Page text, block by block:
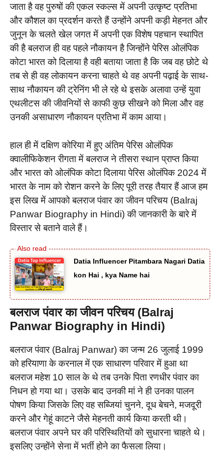
जाता है वह पुरुषों की एकल स्कल्स में अपनी उत्कृष्ट प्रतिभा
और कौशल का प्रदर्शन करते हैं उन्होंने अपनी कड़ी मेहनत और
जुनून के चलते खेल जगत में अपनी एक विशेष पहचान स्थापित
की है बलराज ही वह पहले नौकायन है जिन्होंने पेरिस ओलंपिक
कोटा भारत को दिलाया है वही बताया जाता है कि जब वह छोटे थे
तब से ही वह लोकायन करना चाहते थे वह अपनी पढ़ाई के साथ-
साथ नौकायन की ट्रेनिंग भी ले रहे थे इसके अलावा उन्हें युवा
एथलीटस की जीवनियों से काफी कुछ सीखने को मिला और वह
उनकी असाधारण नौकायन प्रतिभा में काम आया।
हाल ही में दक्षिण कोरिया में हुए अंतिम पेरिस ओलंपिक
क्वालीफिकेशन रीगता में बलराज ने तीसरा स्थान प्राप्त किया
और भारत को ओलंपिक कोटा दिलाया पेरिस ओलंपिक 2024 में
भारत के नाम को रोशन करने के लिए पूरी तरह तैयार हैं आज हम
इस लिख में आपको बलराज पंवार का जीवन परिचय (Balraj
Panwar Biography in Hindi) की जानकारी के बारे में
विस्तार से बताने वाले हैं।
Datia Influencer Pitambara Nagari Datia
kon Hai , kya Name hai
बलराज पंवार का जीवन परिचय (Balraj
Panwar Biography in Hindi)
बलराज पंवार (Balraj Panwar) का जन्म 26 जुलाई 1999
को हरियाणा के करनाल में एक साधारण परिवार में हुआ था
बलराज महेश 10 साल के थे तब उनके पिता रणधीर पंवार का
निधन हो गया था। उसके बाद उनकी मां ने ही उनका पालन
पोषण किया जिसके लिए वह सब्जियां चुनने, दूध बेचने, मजदूरी
करने और गेहूं काटने जैसे मेहनती कार्य किया करती थी।
बलराज पंवार अपने घर की परिस्थितियों को सुधारना चाहते थे।
इसलिए उन्होंने सेना में भर्ती होने का फैसला लिया।